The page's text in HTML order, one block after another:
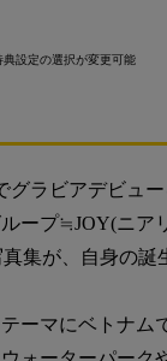
設定の選択が変更可能
グラビアデビュ
ープ≒JOY(ニア
集が、自身の誕
ーマにベトナム